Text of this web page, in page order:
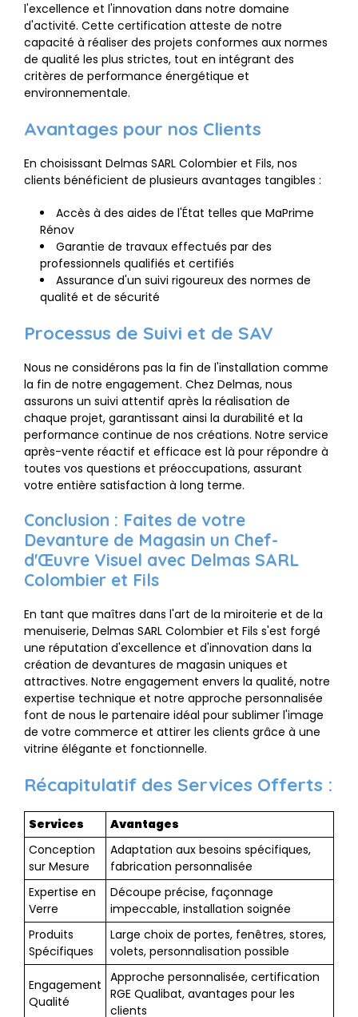
l'excellence et l'innovation dans notre domaine
d'activité. Cette certification atteste de notre
capacité à réaliser des projets conformes aux normes
de qualité les plus strictes, tout en intégrant des
critères de performance énergétique et
environnementale.
Avantages pour nos Clients
En choisissant Delmas SARL Colombier et Fils, nos
clients bénéficient de plusieurs avantages tangibles :
Accès à des aides de l'État telles que MaPrime
Rénov
Garantie de travaux effectués par des
professionnels qualifiés et certifiés
Assurance d'un suivi rigoureux des normes de
qualité et de sécurité
Processus de Suivi et de SAV
Nous ne considérons pas la fin de l'installation comme
la fin de notre engagement. Chez Delmas, nous
assurons un suivi attentif après la réalisation de
chaque projet, garantissant ainsi la durabilité et la
performance continue de nos créations. Notre service
après-vente réactif et efficace est là pour répondre à
toutes vos questions et préoccupations, assurant
votre entière satisfaction à long terme.
Conclusion : Faites de votre
Devanture de Magasin un Chef-
d'Œuvre Visuel avec Delmas SARL
Colombier et Fils
En tant que maîtres dans l'art de la miroiterie et de la
menuiserie, Delmas SARL Colombier et Fils s'est forgé
une réputation d'excellence et d'innovation dans la
création de devantures de magasin uniques et
attractives. Notre engagement envers la qualité, notre
expertise technique et notre approche personnalisée
font de nous le partenaire idéal pour sublimer l'image
de votre commerce et attirer les clients grâce à une
vitrine élégante et fonctionnelle.
Récapitulatif des Services Offerts :
Services
Avantages
Conception
sur Mesure
Adaptation aux besoins spécifiques,
fabrication personnalisée
Expertise en
Verre
Découpe précise, façonnage
impeccable, installation soignée
Produits
Spécifiques
Large choix de portes, fenêtres, stores,
volets, personnalisation possible
Engagement
Qualité
Approche personnalisée, certification
RGE Qualibat, avantages pour les
clients